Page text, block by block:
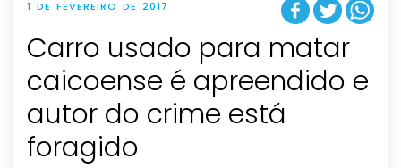
1 DE FEVEREIRO DE 2017
Carro usado para matar
caicoense é apreendido e
autor do crime está
foragido